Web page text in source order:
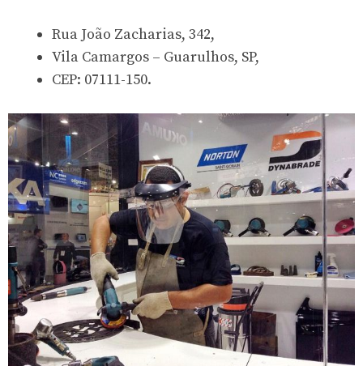
Rua João Zacharias, 342,
Vila Camargos – Guarulhos, SP,
CEP: 07111-150.